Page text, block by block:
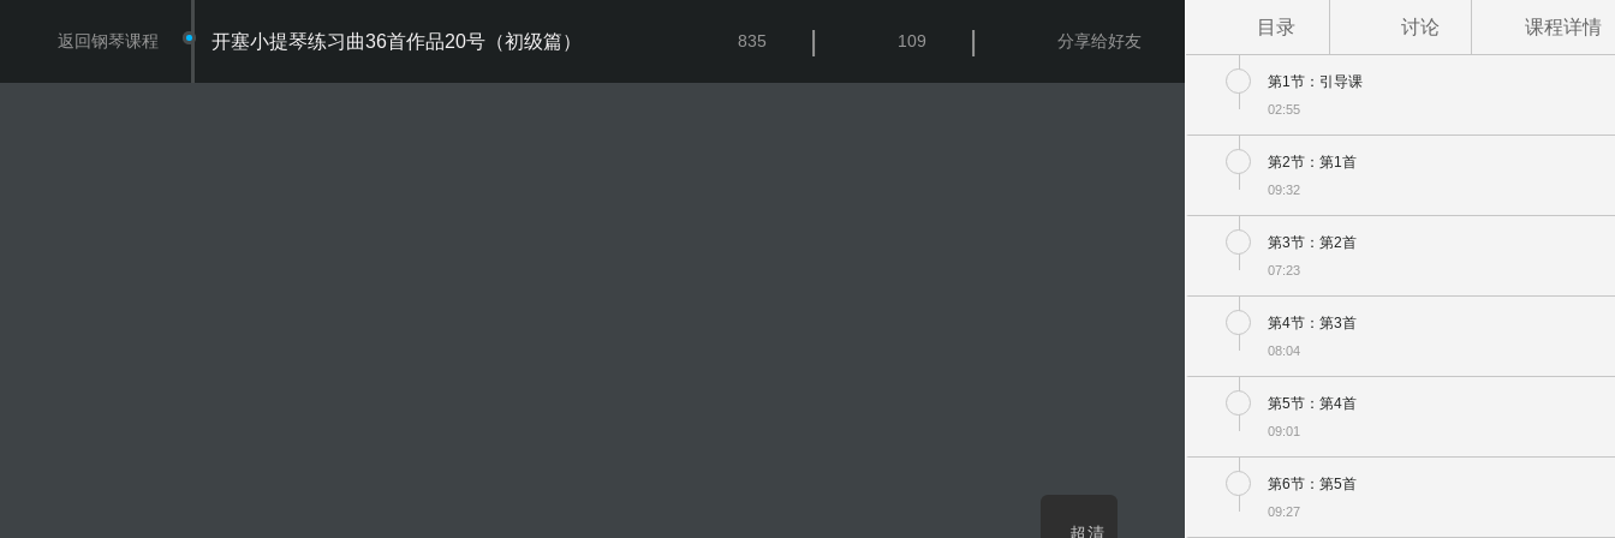
返回钢琴课程 开塞小提琴练习曲36首作品20号（初级篇） 835 | 109 | 分享给好友
超清
目录 讨论 课程详情
第1节：引导课
02:55
第2节：第1首
09:32
第3节：第2首
07:23
第4节：第3首
08:04
第5节：第4首
09:01
第6节：第5首
09:27